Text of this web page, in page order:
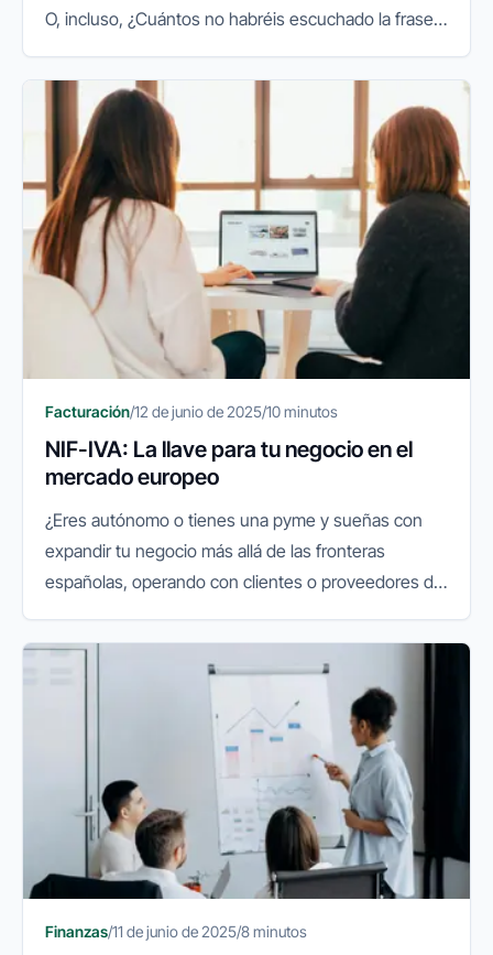
O, incluso, ¿Cuántos no habréis escuchado la frase
tengo noticias...
Facturación/12 de junio de 2025/10 minutos
NIF-IVA: La llave para tu negocio en el
mercado europeo
¿Eres autónomo o tienes una pyme y sueñas con
expandir tu negocio más allá de las fronteras
españolas, operando con clientes o proveedores de
Europea? Si la respuesta...
Finanzas/11 de junio de 2025/8 minutos